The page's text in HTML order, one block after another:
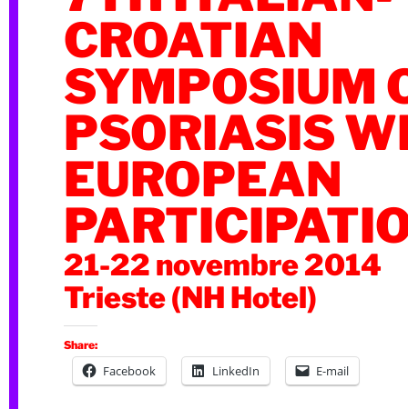
CROATIAN
SYMPOSIUM
PSORIASIS
EUROPEAN
21-22 novembre 2014
Trieste (NH Hotel)
Share:
Facebook LinkedIn E-mail